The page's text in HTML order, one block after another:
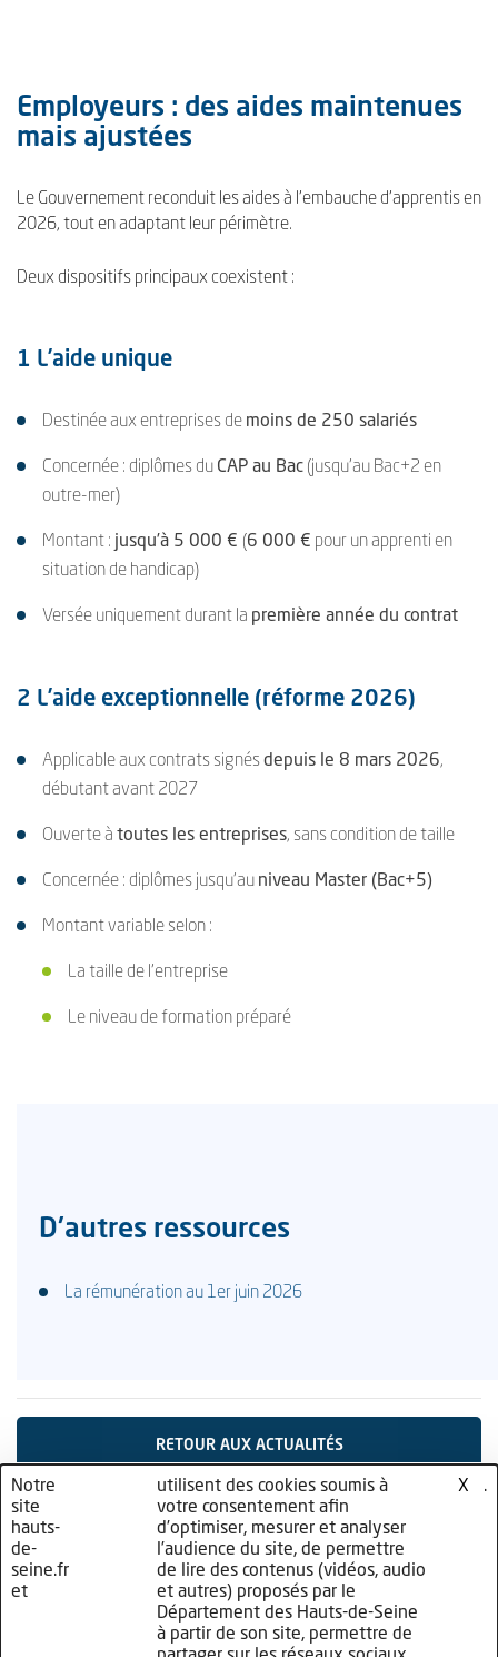
Employeurs : des aides maintenues
mais ajustées
Le Gouvernement reconduit les aides à l’embauche d’apprentis en
2026, tout en adaptant leur périmètre.
Deux dispositifs principaux coexistent :
1 L’aide unique
Destinée aux entreprises de moins de 250 salariés
Concernée : diplômes du CAP au Bac (jusqu’au Bac+2 en
outre-mer)
Montant : jusqu’à 5 000 € (6 000 € pour un apprenti en
situation de handicap)
Versée uniquement durant la première année du contrat
2 L’aide exceptionnelle (réforme 2026)
Applicable aux contrats signésdepuis le 8 mars 2026,
débutant avant 2027
Ouverte à toutes les entreprises, sans condition de taille
Concernée : diplômes jusqu’au niveau Master (Bac+5)
Montant variable selon :
La taille de l’entreprise
Le niveau de formation préparé
D'autres ressources
La rémunération au 1er juin 2026
RETOUR AUX ACTUALITÉS
X
Notre
site
hauts-
de-
seine.fr
et
utilisent des cookies soumis à
votre consentement afin
d’optimiser, mesurer et analyser
l’audience du site, de permettre
de lire des contenus (vidéos, audio
et autres) proposés par le
Département des Hauts-de-Seine
à partir de son site, permettre de
cliquez .